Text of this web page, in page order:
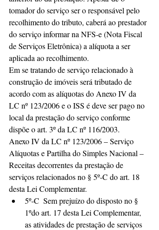
tomador do serviço ser o responsável pelo
recolhimento do tributo, caberá ao prestador
do serviço informar na NFS-e (Nota Fiscal
de Serviços Eletrônica) a alíquota a ser
aplicada ao recolhimento.
Em se tratando de serviço relacionado à
construção de imóveis será tributado de
acordo com as alíquotas do Anexo IV da
LC nº 123/2006 e o ISS é deve ser pago no
local da prestação do serviço conforme
dispõe o art. 3º da LC nº 116/2003.
Anexo IV da LC nº 123/2006 – Serviço
Alíquotas e Partilha do Simples Nacional –
Receitas decorrentes da prestação de
serviços relacionados no § 5º-C do art. 18
desta Lei Complementar.
5º-C  Sem prejuízo do disposto no §
1ºdo art. 17 desta Lei Complementar,
as atividades de prestação de serviços